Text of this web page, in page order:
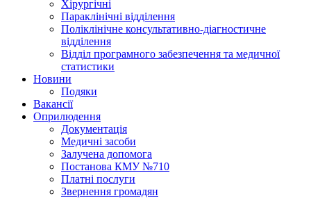
Хірургічні
Параклінічні відділення
Поліклінічне консультативно-діагностичне
відділення
Відділ програмного забезпечення та медичної
статистики
Новини
Подяки
Вакансії
Оприлюдення
Документація
Медичні засоби
Залучена допомога
Постанова КМУ №710
Платні послуги
Звернення громадян